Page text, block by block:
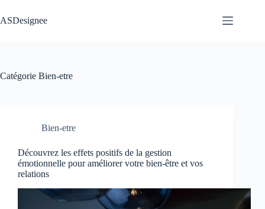
au
contenu
ASDesignee
Catégorie Bien-etre
Bien-etre
Découvrez les effets positifs de la gestion
émotionnelle pour améliorer votre bien-être et vos
relations